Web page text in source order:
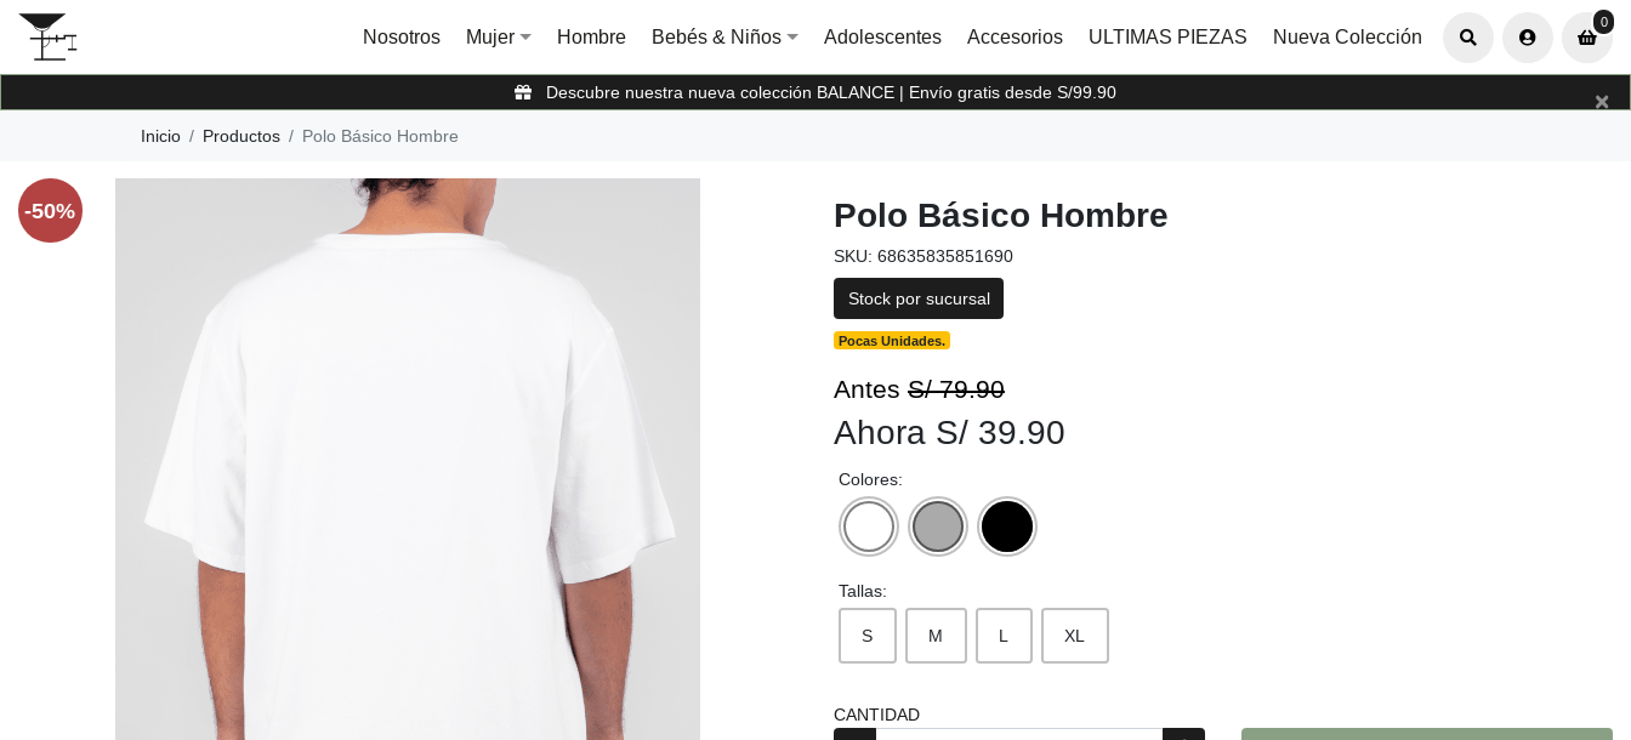
0
Nosotros Mujer Hombre Bebés & Niños Adolescentes Accesorios ULTIMAS PIEZAS Nueva Colección
0
Descubre nuestra nueva colección BALANCE | Envío gratis desde S/99.90 ×
Inicio Productos Polo Básico Hombre
-50% Polo Básico Hombre
SKU: 68635835851690
Stock por sucursal
Pocas Unidades.
Antes S/ 79.90
Ahora S/ 39.90
Colores:
Tallas:
S M L XL
CANTIDAD